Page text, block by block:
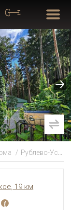
Рублево-Успенское
19 км
i